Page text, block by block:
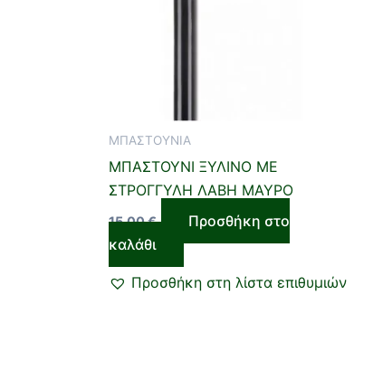
ΜΠΑΣΤΟΥΝΙΑ
ΜΠΑΣΤΟΥΝΙ ΞΥΛΙΝΟ ΜΕ
ΣΤΡΟΓΓΥΛΗ ΛΑΒΗ ΜΑΥΡΟ
15,00€
Προσθήκη στο
καλάθι
Προσθήκη στη λίστα επιθυμιών